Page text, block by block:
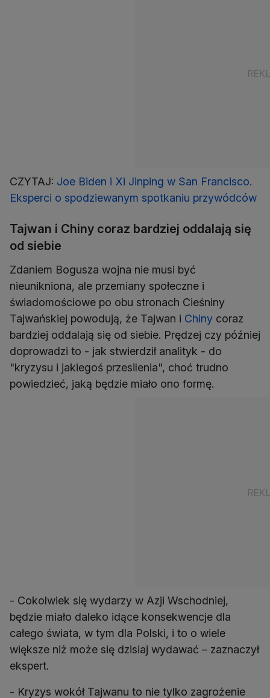
CZYTAJ: Joe Biden i Xi Jinping w San Francisco.
Eksperci o spodziewanym spotkaniu przywódców
Tajwan i Chiny coraz bardziej oddalają się
od siebie
Zdaniem Bogusza wojna nie musi być
nieunikniona, ale przemiany społeczne i
świadomościowe po obu stronach Cieśniny
Tajwańskiej powodują, że Tajwan i Chiny coraz
bardziej oddalają się od siebie. Prędzej czy później
doprowadzi to - jak stwierdził analityk - do
"kryzysu i jakiegoś przesilenia", choć trudno
powiedzieć, jaką będzie miało ono formę.
- Cokolwiek się wydarzy w Azji Wschodniej,
będzie miało daleko idące konsekwencje dla
całego świata, w tym dla Polski, i to o wiele
większe niż może się dzisiaj wydawać – zaznaczył
ekspert.
- Kryzys wokół Tajwanu to nie tylko zagrożenie